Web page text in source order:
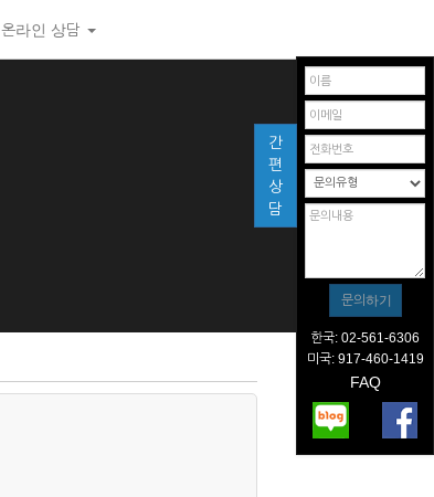
온라인 상담
간
편
상
담
한국: 02-561-6306
미국: 917-460-1419
FAQ